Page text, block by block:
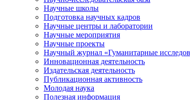
Научные школы
Подготовка научных кадров
Научные центры и лаборатории
Научные мероприятия
Научные проекты
Научный журнал «Гуманитарные
Инновационная деятельность
Издательская деятельность
Публикационная активность
Молодая наука
Полезная информация